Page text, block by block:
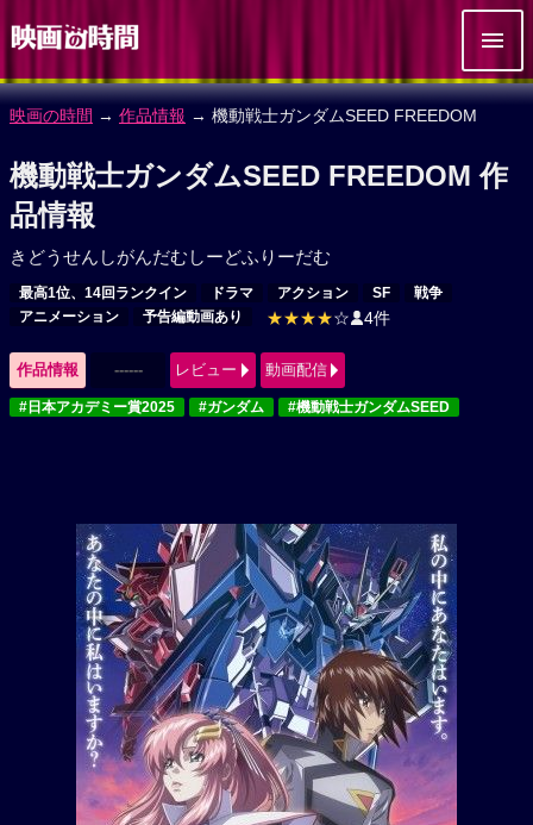
映画の時間 → 作品情報 → 機動戦士ガンダムSEED FREEDOM
機動戦士ガンダムSEED FREEDOM 作
品情報
きどうせんしがんだむしーどふりーだむ
最高1位、14回ランクイン ドラマ アクション SF
戦争
アニメーション
予告編動画あり ★★★★☆ 4件
作品情報 ------ レビュー 動画配信
#日本アカデミー賞2025 #ガンダム #機動戦士ガンダムSEED